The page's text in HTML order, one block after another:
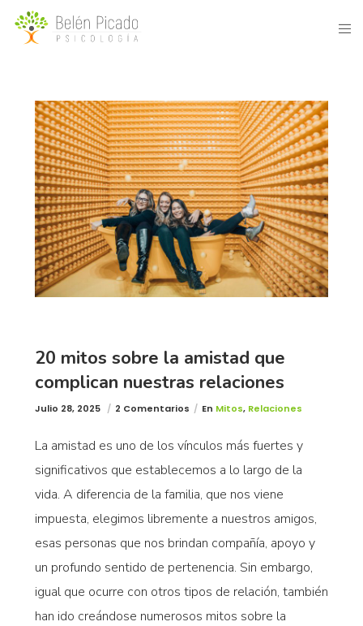
20 mitos sobre la amistad que
complican nuestras relaciones
Julio 28, 2025 2 Comentarios En Mitos, Relaciones
La amistad es uno de los vínculos más fuertes y
significativos que establecemos a lo largo de la
vida. A diferencia de la familia, que nos viene
impuesta, elegimos libremente a nuestros amigos,
esas personas que nos brindan compañía, apoyo y
un profundo sentido de pertenencia. Sin embargo,
igual que ocurre con otros tipos de relación, también
han ido creándose numerosos mitos sobre la